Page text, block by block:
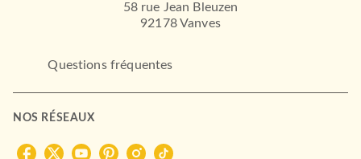
58 rue Jean Bleuzen
92178 Vanves
Questions fréquentes
NOS RÉSEAUX